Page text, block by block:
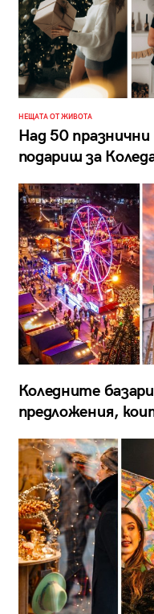
НЕЩАТА ОТ ЖИВОТА
Над 50
подариш за
Коледните
предложения,